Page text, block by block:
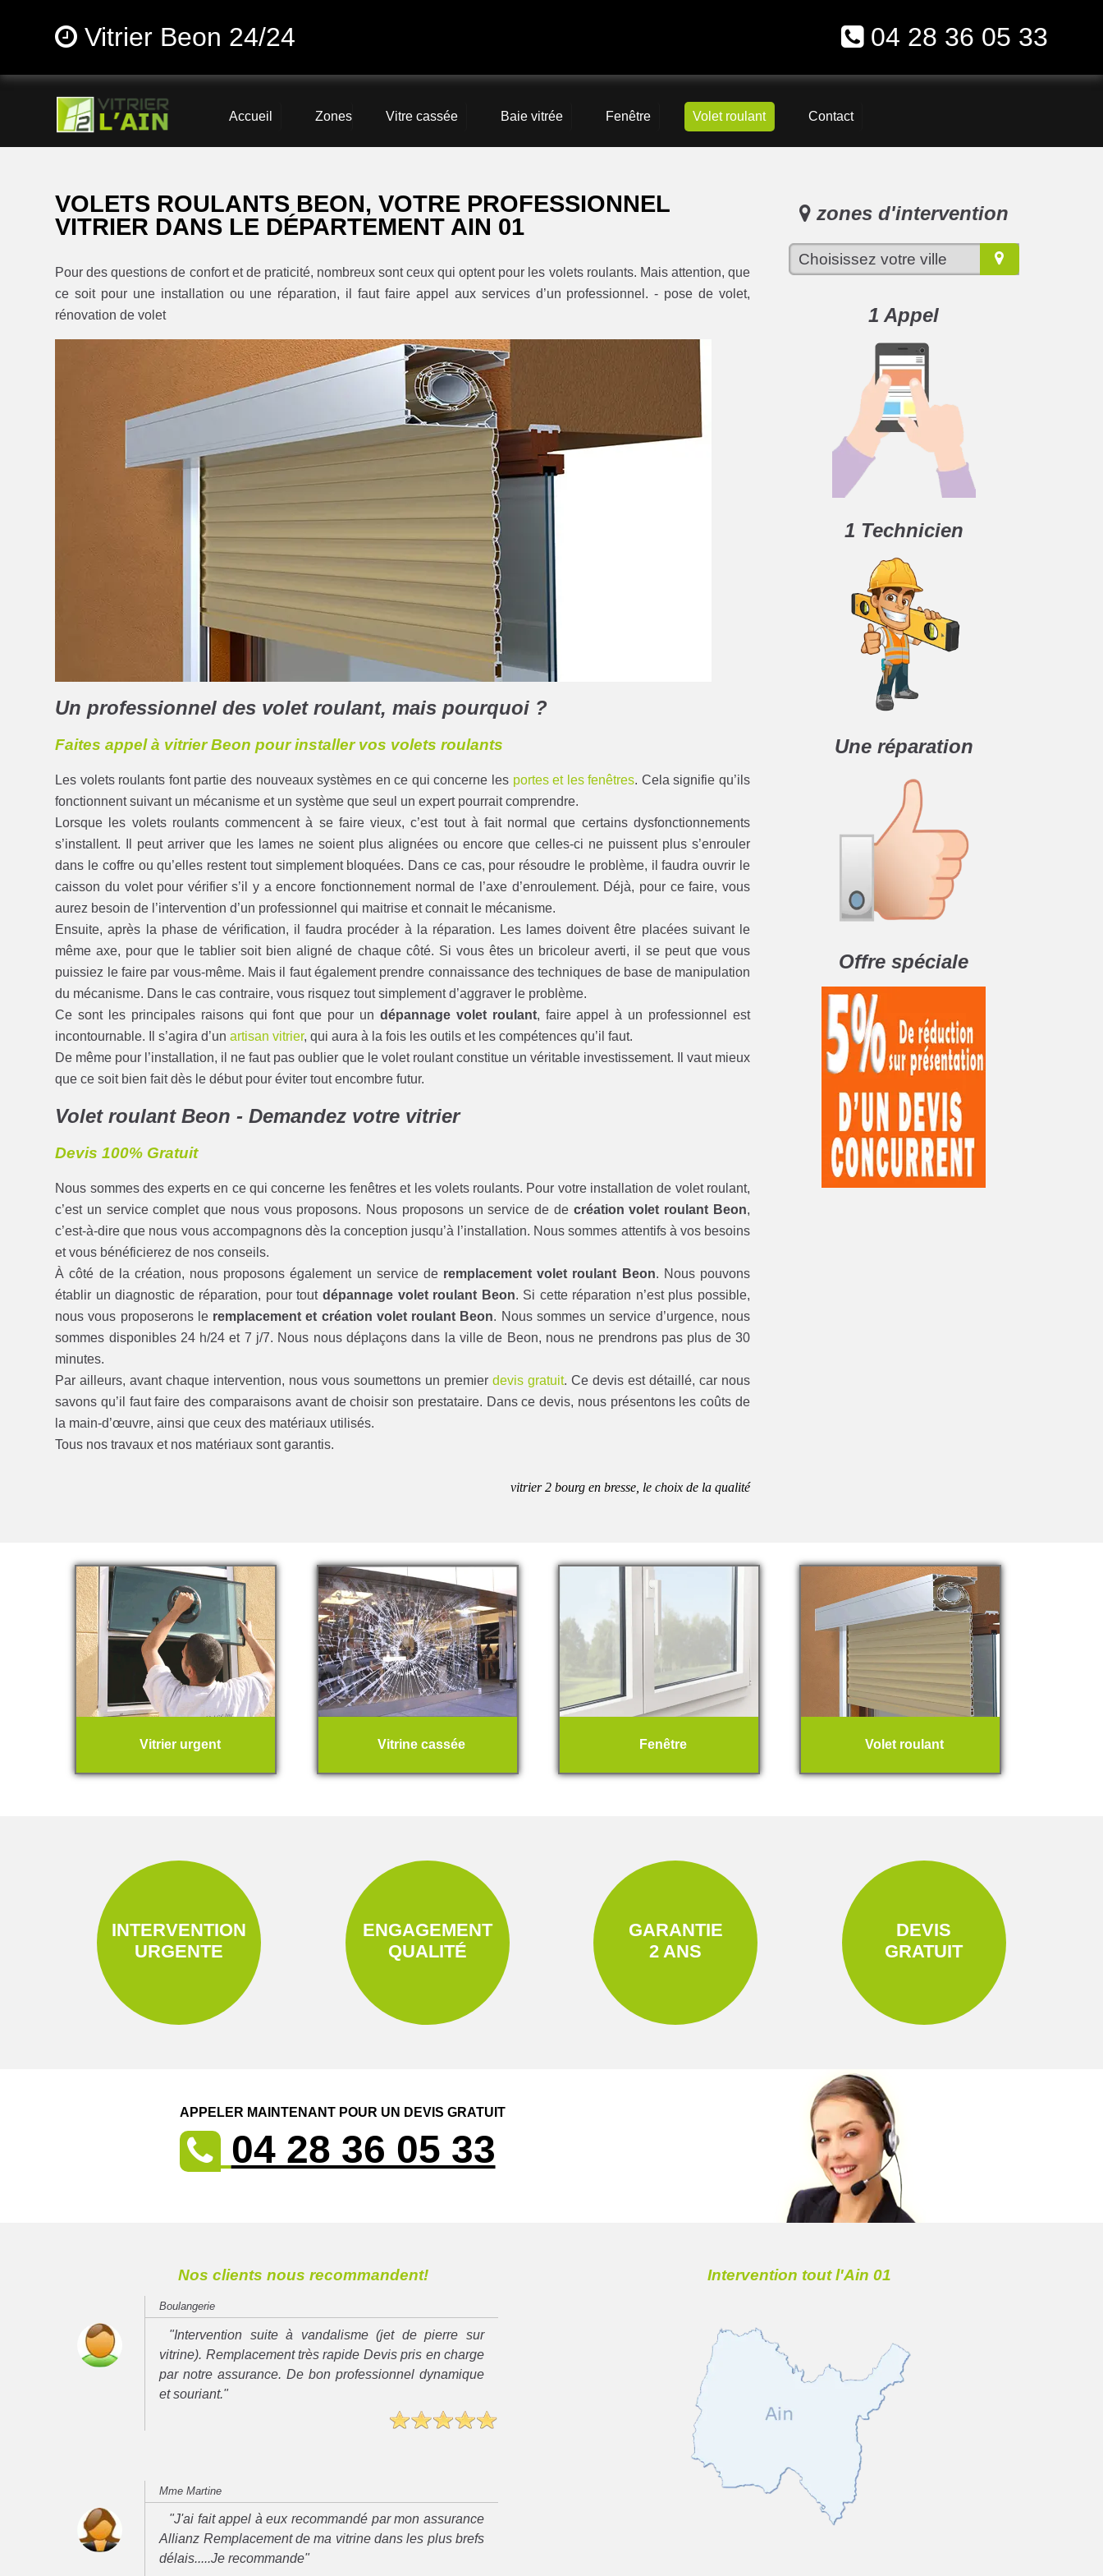
Vitrier Beon 24/24 04 28 36 05 33
Accueil Zones Vitre cassée Baie vitrée Fenêtre Volet roulant Contact
VOLETS ROULANTS BEON, VOTRE PROFESSIONNEL
VITRIER DANS LE DÉPARTEMENT AIN 01
Pour des questions de confort et de praticité, nombreux sont ceux qui optent pour les volets roulants. Mais attention, que
ce soit pour une installation ou une réparation, il faut faire appel aux services d’un professionnel. - pose de volet,
rénovation de volet
Un professionnel des volet roulant, mais pourquoi ?
Faites appel à vitrier Beon pour installer vos volets roulants
Les volets roulants font partie des nouveaux systèmes en ce qui concerne les portes et les fenêtres. Cela signifie qu’ils
fonctionnent suivant un mécanisme et un système que seul un expert pourrait comprendre.
Lorsque les volets roulants commencent à se faire vieux, c’est tout à fait normal que certains dysfonctionnements
s’installent. Il peut arriver que les lames ne soient plus alignées ou encore que celles-ci ne puissent plus s’enrouler
dans le coffre ou qu’elles restent tout simplement bloquées. Dans ce cas, pour résoudre le problème, il faudra ouvrir le
caisson du volet pour vérifier s’il y a encore fonctionnement normal de l’axe d’enroulement. Déjà, pour ce faire, vous
aurez besoin de l’intervention d’un professionnel qui maitrise et connait le mécanisme.
Ensuite, après la phase de vérification, il faudra procéder à la réparation. Les lames doivent être placées suivant le
même axe, pour que le tablier soit bien aligné de chaque côté. Si vous êtes un bricoleur averti, il se peut que vous
puissiez le faire par vous-même. Mais il faut également prendre connaissance des techniques de base de manipulation
du mécanisme. Dans le cas contraire, vous risquez tout simplement d’aggraver le problème.
Ce sont les principales raisons qui font que pour un dépannage volet roulant, faire appel à un professionnel est
incontournable. Il s’agira d’unartisan vitrier, qui aura à la fois les outils et les compétences qu’il faut.
De même pour l’installation, il ne faut pas oublier que le volet roulant constitue un véritable investissement. Il vaut mieux
que ce soit bien fait dès le début pour éviter tout encombre futur.
Volet roulant Beon - Demandez votre vitrier
Devis 100% Gratuit
Nous sommes des experts en ce qui concerne les fenêtres et les volets roulants. Pour votre installation de volet roulant,
c’est un service complet que nous vous proposons. Nous proposons un service de de création volet roulant Beon,
c’est-à-dire que nous vous accompagnons dès la conception jusqu’à l’installation. Nous sommes attentifs à vos besoins
et vous bénéficierez de nos conseils.
À côté de la création, nous proposons également un service de remplacement volet roulant Beon. Nous pouvons
établir un diagnostic de réparation, pour toutdépannage volet roulant Beon. Si cette réparation n’est plus possible,
nous vous proposerons le remplacement et création volet roulant Beon. Nous sommes un service d’urgence, nous
sommes disponibles 24 h/24 et 7 j/7. Nous nous déplaçons dans la ville de Beon, nous ne prendrons pas plus de 30
minutes.
Par ailleurs, avant chaque intervention, nous vous soumettons un premierdevis gratuit. Ce devis est détaillé, car nous
savons qu’il faut faire des comparaisons avant de choisir son prestataire. Dans ce devis, nous présentons les coûts de
la main-d’œuvre, ainsi que ceux des matériaux utilisés.
Tous nos travaux et nos matériaux sont garantis.
vitrier 2 bourg en bresse, le choix de la qualité
zones d'intervention
1 Appel
1 Technicien
Une réparation
Offre spéciale
Vitrier urgent Vitrine cassée Fenêtre Volet roulant
INTERVENTION
URGENTE
ENGAGEMENT
QUALITÉ
GARANTIE
2 ANS
DEVIS
GRATUIT
APPELER MAINTENANT POUR UN DEVIS GRATUIT
04 28 36 05 33
Nos clients nous recommandent!
Boulangerie
"Intervention suite à vandalisme (jet de pierre sur
vitrine). Remplacement très rapide Devis pris en charge
par notre assurance. De bon professionnel dynamique
et souriant."
Mme Martine
"J'ai fait appel à eux recommandé par mon assurance
Allianz Remplacement de ma vitrine dans les plus brefs
délais.....Je recommande"
Intervention tout l'Ain 01